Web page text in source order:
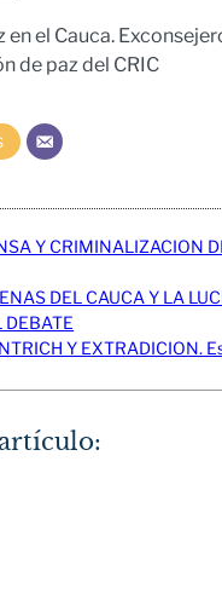
el Cauca.
de paz del CRIC
Y CRIMINALIZACION
DEL CAUCA Y LA
DEBATE
Y EXTRADICION.